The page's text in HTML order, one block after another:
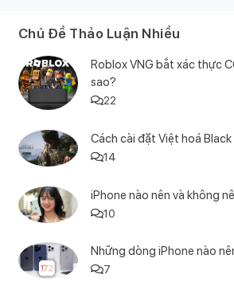
Chủ Đề Thảo Luận Nhiều
Roblox VNG bắt xác thực
sao?
22
Cách cài đặt Việt hoá
14
iPhone nào nên và không
10
Những dòng iPhone nào
7